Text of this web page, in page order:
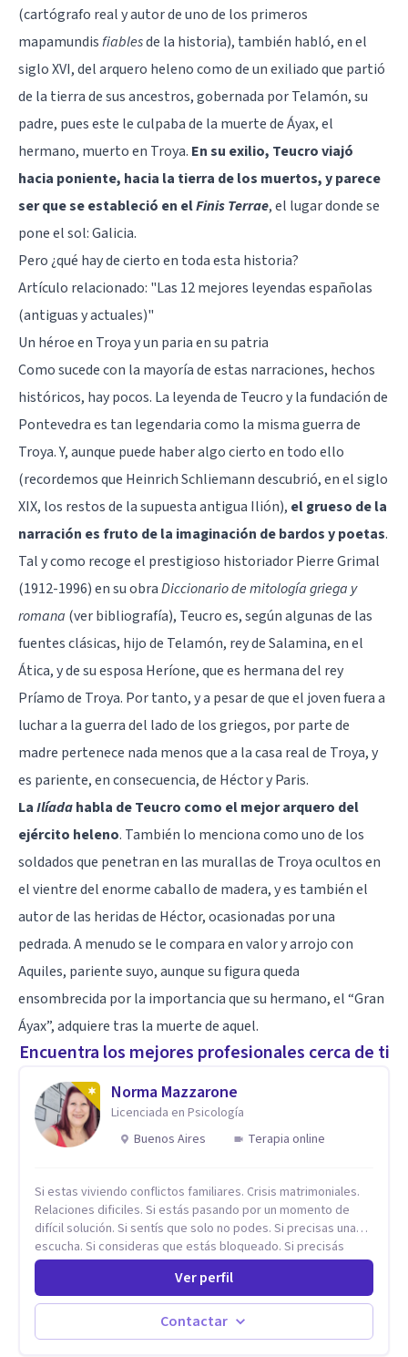
(cartógrafo real y autor de uno de los primeros
mapamundisfiablesde la historia), también habló, en el
siglo XVI, del arquero heleno como de un exiliado que partió
de la tierra de sus ancestros, gobernada por Telamón, su
padre, pues este le culpaba de la muerte de Áyax, el
hermano, muerto en Troya. En su exilio, Teucro viajó
hacia poniente, hacia la tierra de los muertos, y parece
ser que se estableció en elFinis Terrae, el lugar donde se
pone el sol: Galicia.
Pero ¿qué hay de cierto en toda esta historia?
Artículo relacionado: "Las 12 mejores leyendas españolas
(antiguas y actuales)"
Un héroe en Troya y un paria en su patria
Como sucede con la mayoría de estas narraciones, hechos
históricos, hay pocos. La leyenda de Teucro y la fundación de
Pontevedra es tan legendaria como la misma guerra de
Troya. Y, aunque puede haber algo cierto en todo ello
(recordemos que Heinrich Schliemann descubrió, en el siglo
XIX, los restos de la supuesta antigua Ilión), el grueso de la
narración es fruto de la imaginación de bardos y poetas.
Tal y como recoge el prestigioso historiador Pierre Grimal
(1912-1996) en su obraDiccionario de mitología griega y
romana (ver bibliografía), Teucro es, según algunas de las
fuentes clásicas, hijo de Telamón, rey de Salamina, en el
Ática, y de su esposa Heríone, que es hermana del rey
Príamo de Troya. Por tanto, y a pesar de que el joven fuera a
luchar a la guerra del lado de los griegos, por parte de
madre pertenece nada menos que a la casa real de Troya, y
es pariente, en consecuencia, de Héctor y Paris.
LaIlíadahabla de Teucro como el mejor arquero del
ejército heleno. También lo menciona como uno de los
soldados que penetran en las murallas de Troya ocultos en
el vientre del enorme caballo de madera, y es también el
autor de las heridas de Héctor, ocasionadas por una
pedrada. A menudo se le compara en valor y arrojo con
Aquiles, pariente suyo, aunque su figura queda
ensombrecida por la importancia que su hermano, el “Gran
Áyax”, adquiere tras la muerte de aquel.
Encuentra los mejores profesionales cerca de ti
Norma Mazzarone
Licenciada en Psicología
Buenos Aires
Terapia online
Si estas viviendo conflictos familiares. Crisis matrimoniales.
Relaciones dificiles. Si estás pasando por un momento de
difícil solución. Si sentís que solo no podes. Si precisas una
escucha. Si consideras que estás bloqueado. Si precisás
comprensión. Si no logras definir proyectos, objetivos,
sueños, deseos. Si pensás que lo que te pasa no es tan
grave, pero podría ayudar. Si estás en adicciones y tu
intención es hacer algo con lo que te está pasando. No dudes
en comunicarte a fin de comenzar a resolver la situación que
Ver perfil
Contactar